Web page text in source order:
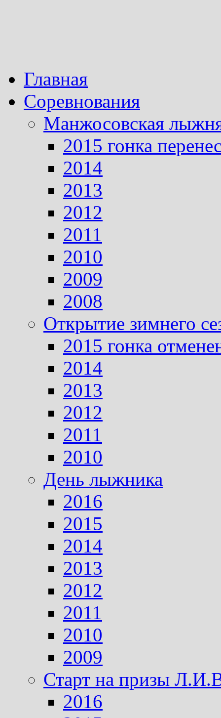
Главная
Соревнования
Манжосовская
2015 гонка
2014
2013
2012
2011
2010
2009
2008
Открытие зимнего
2015 гонка
2014
2013
2012
2011
2010
День лыжника
2016
2015
2014
2013
2012
2011
2010
2009
Старт на призы
2016